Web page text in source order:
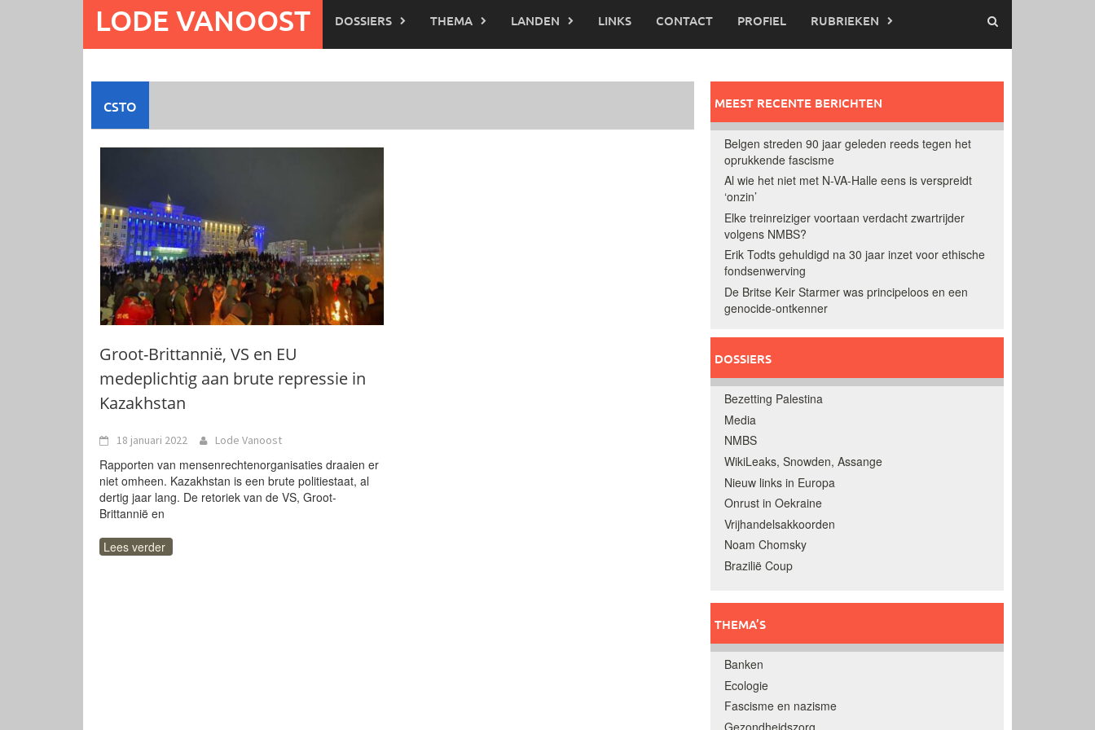
LODE VANOOST DOSSIERS THEMA LANDEN LINKS CONTACT PROFIEL RUBRIEKEN
CSTO
Groot-Brittannië, VS en EU
medeplichtig aan brute repressie in
Kazakhstan
18 januari 2022 Lode Vanoost
Rapporten van mensenrechtenorganisaties draaien er
niet omheen. Kazakhstan is een brute politiestaat, al
dertig jaar lang. De retoriek van de VS, Groot-
Brittannië en
Lees verder
MEEST RECENTE BERICHTEN
Belgen streden 90 jaar geleden reeds tegen het
oprukkende fascisme
Al wie het niet met N-VA-Halle eens is verspreidt
‘onzin’
Elke treinreiziger voortaan verdacht zwartrijder
volgens NMBS?
Erik Todts gehuldigd na 30 jaar inzet voor ethische
fondsenwerving
De Britse Keir Starmer was principeloos en een
genocide-ontkenner
DOSSIERS
Bezetting Palestina
Media
NMBS
WikiLeaks, Snowden, Assange
Nieuw links in Europa
Onrust in Oekraine
Vrijhandelsakkoorden
Noam Chomsky
Brazilië Coup
THEMA’S
Banken
Ecologie
Fascisme en nazisme
Gezondheidszorg